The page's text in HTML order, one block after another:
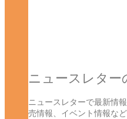
ニュースレター
ニュースレターで最新情
売情報、イベント情報な